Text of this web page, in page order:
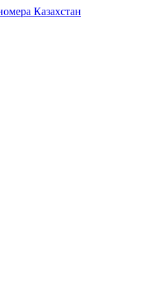
Казахстан